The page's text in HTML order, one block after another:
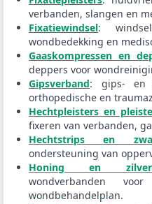
verbanden, slangen en
Fixatiewindsel:
wondbedekking en
Gaaskompressen en
deppers voor
Gipsverband: gips- en
orthopedische en
Hechtpleisters en
fixeren van verbanden,
Hechtstrips en
ondersteuning van
Honing en
wondverbanden
wondbehandelplan.